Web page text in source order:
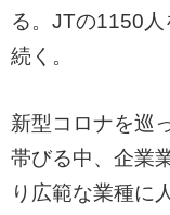
る。JTの1150
続く。
新型コロナを巡
帯びる中、企業
り広範な業種に